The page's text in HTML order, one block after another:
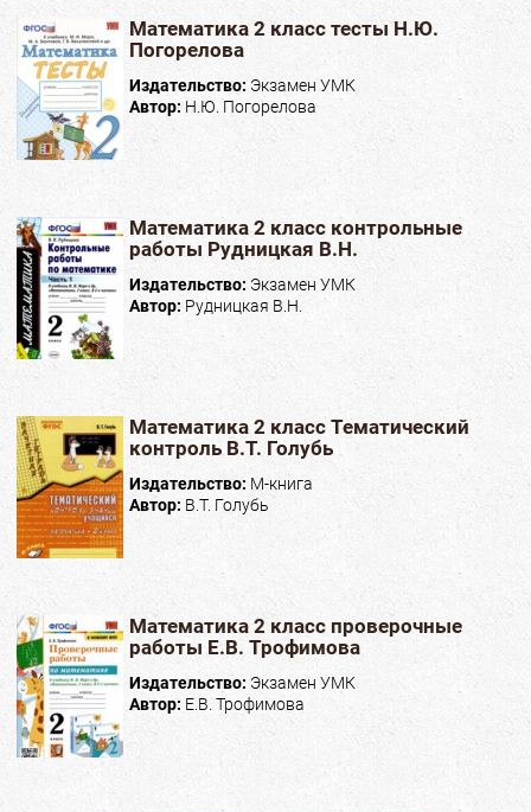
Математика 2 класс тесты Н.Ю.
Погорелова
Издательство: Экзамен УМК
Автор: Н.Ю. Погорелова
Математика 2 класс контрольные
работы Рудницкая В.Н.
Издательство: Экзамен УМК
Автор: Рудницкая В.Н.
Математика 2 класс Тематический
контроль В.Т. Голубь
Издательство: М-книга
Автор: В.Т. Голубь
Математика 2 класс проверочные
работы Е.В. Трофимова
Издательство: Экзамен УМК
Автор: Е.В. Трофимова